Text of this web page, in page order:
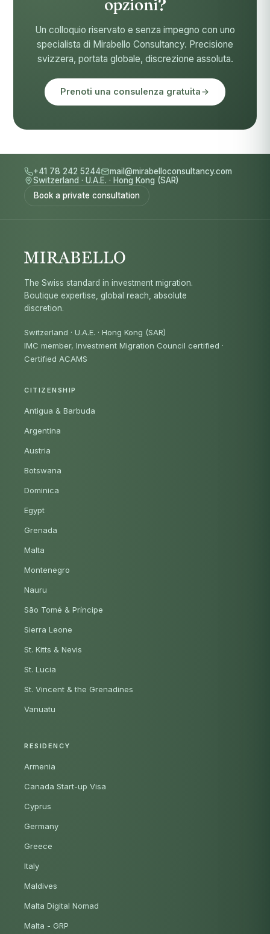
opzioni?
Un colloquio riservato e senza impegno con uno
specialista di Mirabello Consultancy. Precisione
svizzera, portata globale, discrezione assoluta.
Prenoti una consulenza gratuita
+41 78 242 5244
mail@mirabelloconsultancy.com
Switzerland · U.A.E. · Hong Kong (SAR)
Book a private consultation
The Swiss standard in investment migration.
Boutique expertise, global reach, absolute
discretion.
Switzerland · U.A.E. · Hong Kong (SAR)
IMC member, Investment Migration Council certified ·
Certified ACAMS
CITIZENSHIP
Antigua & Barbuda
Argentina
Austria
Botswana
Dominica
Egypt
Grenada
Malta
Montenegro
Nauru
São Tomé & Príncipe
Sierra Leone
St. Kitts & Nevis
St. Lucia
St. Vincent & the Grenadines
Vanuatu
RESIDENCY
Armenia
Canada Start-up Visa
Cyprus
Germany
Greece
Italy
Maldives
Malta Digital Nomad
Malta - GRP